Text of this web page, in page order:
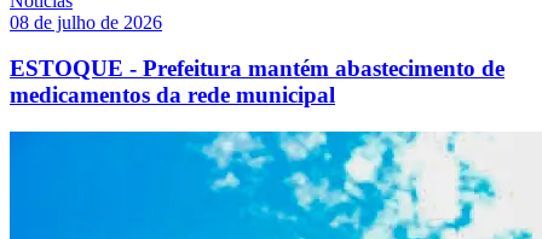
08 de julho de 2026
ESTOQUE - Prefeitura mantém abastecimento de
medicamentos da rede municipal